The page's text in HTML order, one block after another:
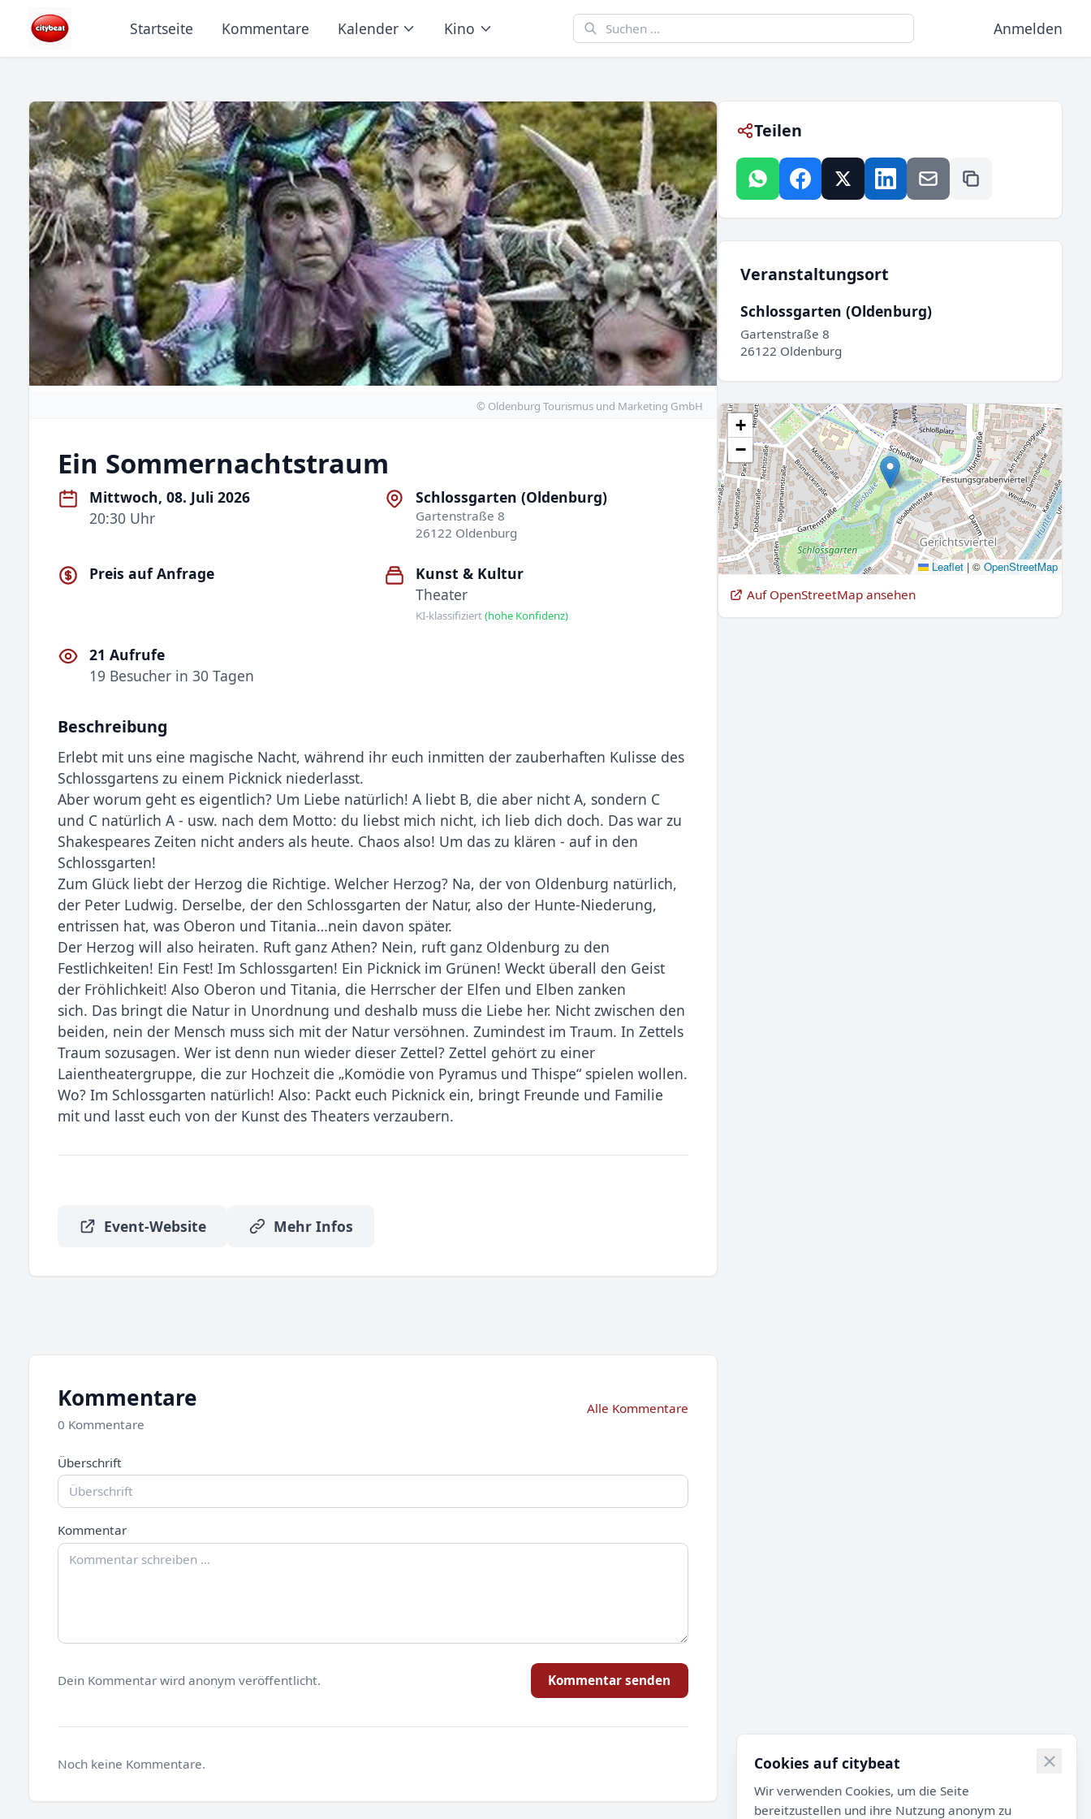
Startseite Kommentare Kalender Kino Anmelden
© Oldenburg Tourismus und Marketing GmbH
Ein Sommernachtstraum
Mittwoch, 08. Juli 2026
20:30 Uhr
Schlossgarten (Oldenburg)
Gartenstraße 8
26122 Oldenburg
Preis auf Anfrage
Kunst & Kultur
Theater
KI-klassifiziert(hohe Konfidenz)
21 Aufrufe
19 Besucher in 30 Tagen
Beschreibung
Erlebt mit uns eine magische Nacht, während ihr euch inmitten der zauberhaften Kulisse des
Schlossgartens zu einem Picknick niederlasst.
Aber worum geht es eigentlich? Um Liebe natürlich! A liebt B, die aber nicht A, sondern C
und C natürlich A - usw. nach dem Motto: du liebst mich nicht, ich lieb dich doch. Das war zu
Shakespeares Zeiten nicht anders als heute. Chaos also! Um das zu klären - auf in den
Schlossgarten!
Zum Glück liebt der Herzog die Richtige. Welcher Herzog? Na, der von Oldenburg natürlich,
der Peter Ludwig. Derselbe, der den Schlossgarten der Natur, also der Hunte-Niederung,
entrissen hat, was Oberon und Titania…nein davon später.
Der Herzog will also heiraten. Ruft ganz Athen? Nein, ruft ganz Oldenburg zu den
Festlichkeiten! Ein Fest! Im Schlossgarten! Ein Picknick im Grünen! Weckt überall den Geist
der Fröhlichkeit! Also Oberon und Titania, die Herrscher der Elfen und Elben zanken
sich. Das bringt die Natur in Unordnung und deshalb muss die Liebe her. Nicht zwischen den
beiden, nein der Mensch muss sich mit der Natur versöhnen. Zumindest im Traum. In Zettels
Traum sozusagen. Wer ist denn nun wieder dieser Zettel? Zettel gehört zu einer
Laientheatergruppe, die zur Hochzeit die „Komödie von Pyramus und Thispe“ spielen wollen.
Wo? Im Schlossgarten natürlich! Also: Packt euch Picknick ein, bringt Freunde und Familie
mit und lasst euch von der Kunst des Theaters verzaubern.
Event-Website Mehr Infos
Teilen
Veranstaltungsort
Schlossgarten (Oldenburg)
Gartenstraße 8
26122 Oldenburg
+
−
Leaflet |© OpenStreetMap
Auf OpenStreetMap ansehen
Kommentare
0 Kommentare
Alle Kommentare
Überschrift
Kommentar
Dein Kommentar wird anonym veröffentlicht. Kommentar senden
Noch keine Kommentare. Cookies auf citybeat
Wir verwenden Cookies, um die Seite
bereitzustellen und ihre Nutzung anonym zu